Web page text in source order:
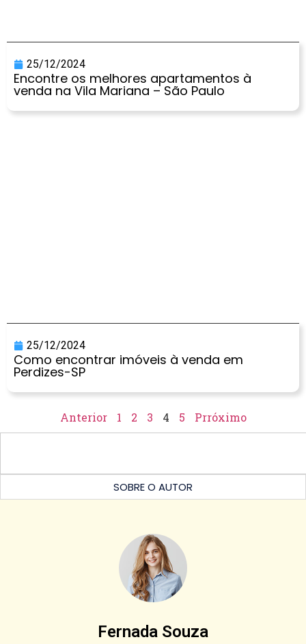
25/12/2024
Encontre os melhores apartamentos à
venda na Vila Mariana – São Paulo
25/12/2024
Como encontrar imóveis à venda em
Perdizes-SP
Anterior 1 2 3 4 5 Prróximo
SOBRE O AUTOR
Fernada Souza